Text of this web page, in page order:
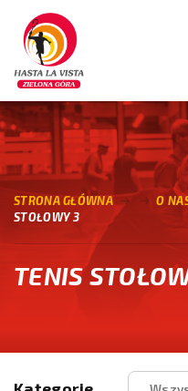
STRONA GŁÓWNA O
STOŁOWY 3
TENIS